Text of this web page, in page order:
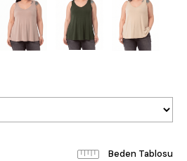
Beden Tablosu